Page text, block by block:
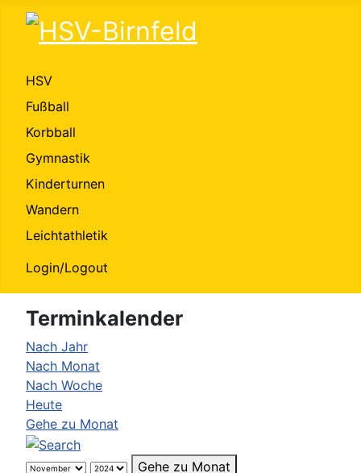
HSV
Fußball
Korbball
Gymnastik
Kinderturnen
Wandern
Leichtathletik
Login/Logout
Terminkalender
Nach Jahr
Nach Monat
Nach Woche
Heute
Gehe zu Monat
Gehe zu Monat